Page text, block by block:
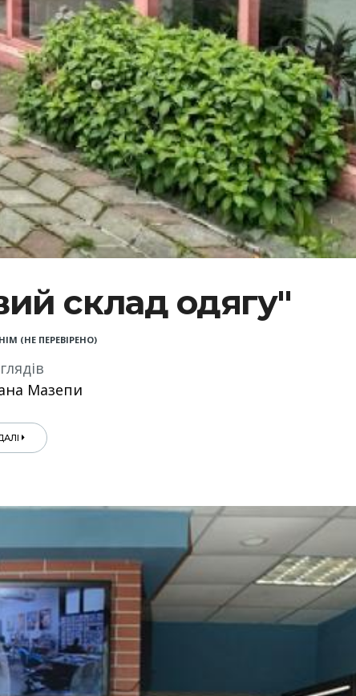
склад одягу"
(НЕ ПЕРЕВІРЕНО)
Мазепи